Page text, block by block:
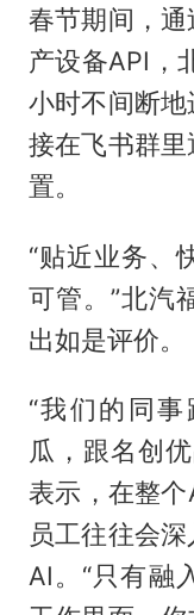
春节期间，
产设备API，
小时不间断
接在飞书群
置。
“贴近业务、
可管。”北汽
出如是评价。
“我们的同
瓜，跟名创
表示，在整
员工往往会
AI。“只有融